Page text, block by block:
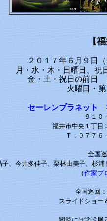
【
２０１７年６月９日
月・水・木・日曜日、
金・土・祝日の前日
火曜日・
セーレンプラネット
９１０
福井市中央１丁
Ｔ：０７７６
全国
子、今井多佳子、栗林由美子、杉
（作家プ
全国巡回
スライドショー